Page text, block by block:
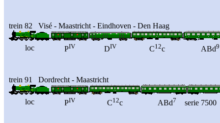
trein 82 Visé - Maastricht - Eindhoven - Den Haag
loc PIV DIV C12c ABd9
trein 91 Dordrecht - Maastricht
loc PIV C12c ABd7 serie 7500